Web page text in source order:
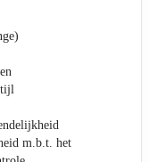
m.b.t. het